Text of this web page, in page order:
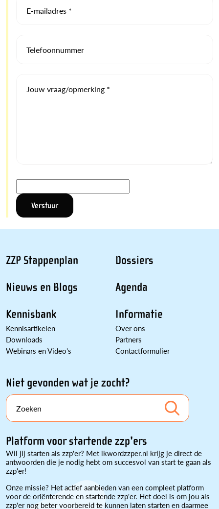
E-mailadres *
Telefoonnummer
Jouw vraag/opmerking *
ZZP Stappenplan
Nieuws en Blogs
Kennisbank
Kennisartikelen
Downloads
Webinars en Video's
Dossiers
Agenda
Informatie
Over ons
Partners
Contactformulier
Niet gevonden wat je zocht?
Zoeken
Platform voor startende zzp'ers
Wil jij starten als zzp'er? Met ikwordzzper.nl krijg je direct de
antwoorden die je nodig hebt om succesvol van start te gaan als
zzp'er!
Onze missie? Het actief aanbieden van een compleet platform
voor de oriënterende en startende zzp'er. Het doel is om jou als
zzp'er nog beter voorbereid te kunnen laten starten en daarmee